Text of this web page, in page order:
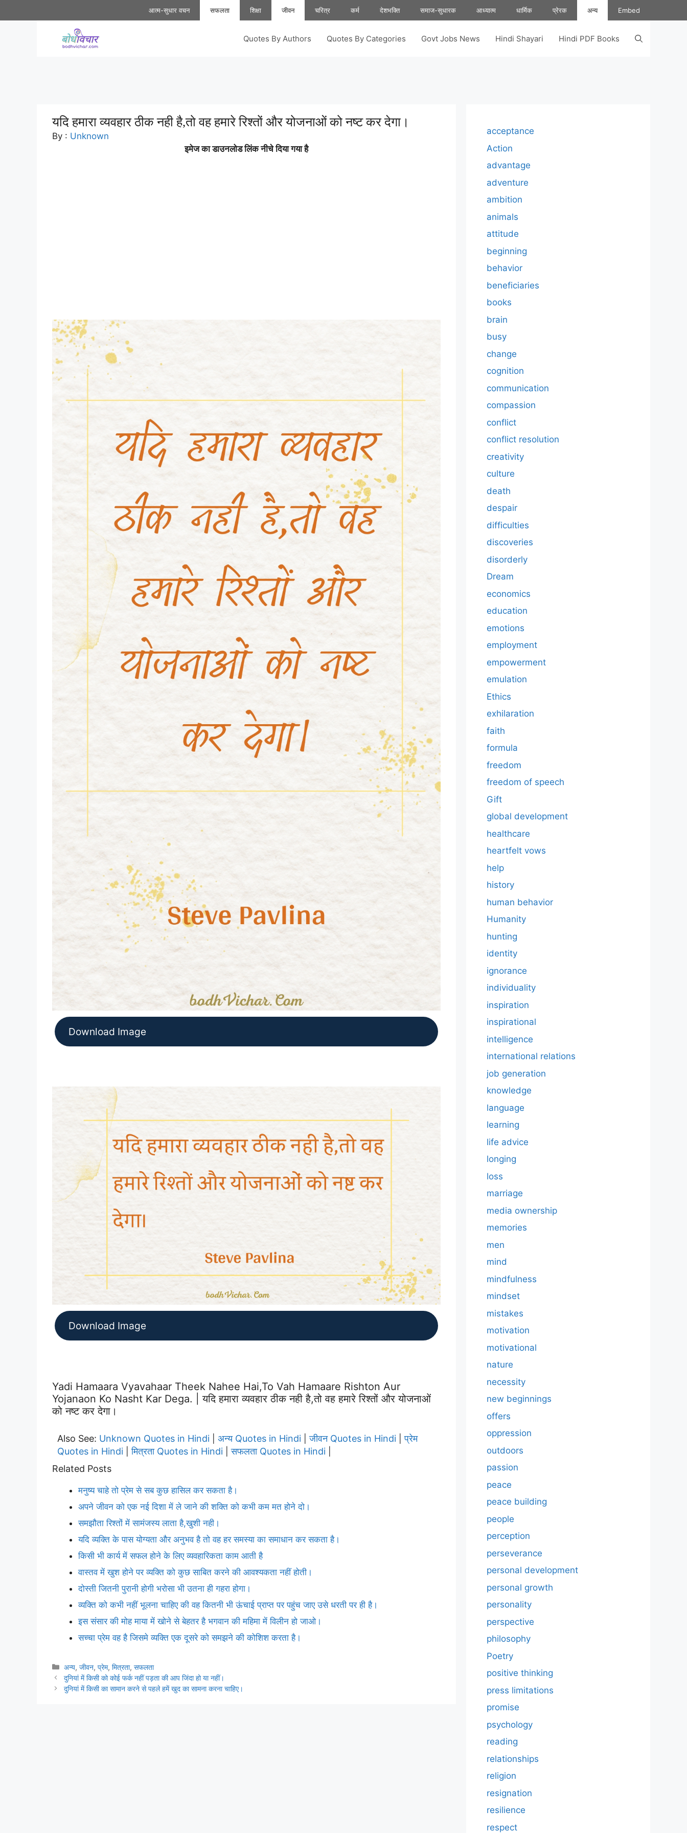
to
आत्म-सुधार वचन सफलता शिक्षा जीवन चरित्र कर्म देशभक्ति समाज-सुधारक आध्यात्म धार्मिक प्रेरक अन्य Embed
Quotes By Authors Quotes By Categories Govt Jobs News Hindi Shayari Hindi PDF Books
यदि हमारा व्यवहार ठीक नही है,तो वह हमारे रिश्तों और योजनाओं को नष्ट कर देगा।
By : Unknown
इमेज का डाउनलोड लिंक नीचे दिया गया है
Download Image
Download Image
Yadi Hamaara Vyavahaar Theek Nahee Hai,to Vah Hamaare Rishton Aur
Yojanaon Ko Nasht Kar Dega. | यदि हमारा व्यवहार ठीक नही है,तो वह हमारे रिश्तों और योजनाओं
को नष्ट कर देगा।
Also See: Unknown Quotes in Hindi अन्य Quotes in Hindi |जीवन Quotes in Hindi |प्रेम
Quotes in Hindi |मित्रता Quotes in Hindi |सफलता Quotes in Hindi
Related Posts
मनुष्य चाहे तो प्रेम से सब कुछ हासिल कर सकता है।
अपने जीवन को एक नई दिशा में ले जाने की शक्ति को कभी कम मत होने दो।
समझौता रिश्तों में सामंजस्य लाता है,खुशी नही।
यदि व्यक्ति के पास योग्यता और अनुभव है तो वह हर समस्या का समाधान कर सकता है।
किसी भी कार्य में सफल होने के लिए व्यवहारिकता काम आती है
वास्तव में खुश होने पर व्यक्ति को कुछ साबित करने की आवश्यकता नहीं होती।
दोस्ती जितनी पुरानी होगी भरोसा भी उतना ही गहरा होगा।
व्यक्ति को कभी नहीं भूलना चाहिए की वह कितनी भी ऊंचाई प्राप्त पर पहुंच जाए उसे धरती पर ही है।
इस संसार की मोह माया में खोने से बेहतर है भगवान की महिमा में विलीन हो जाओ।
सच्चा प्रेम वह है जिसमे व्यक्ति एक दूसरे को समझने की कोशिश करता है।
Categories
अन्य,जीवन,प्रेम,मित्रता,सफलता
दुनियां में किसी को कोई फर्क नहीं पड़ता की आप जिंदा हो या नहीं।
दुनियां में किसी का सामान करने से पहले हमें खुद का सामना करना चाहिए।
acceptance
Action
advantage
adventure
ambition
animals
attitude
beginning
behavior
beneficiaries
books
brain
busy
change
cognition
communication
compassion
conflict
conflict resolution
creativity
culture
death
despair
difficulties
discoveries
disorderly
Dream
economics
education
emotions
employment
empowerment
emulation
Ethics
exhilaration
faith
formula
freedom
freedom of speech
Gift
global development
healthcare
heartfelt vows
help
history
human behavior
Humanity
hunting
identity
ignorance
individuality
inspiration
inspirational
intelligence
international relations
job generation
knowledge
language
learning
life advice
longing
loss
marriage
media ownership
memories
men
mind
mindfulness
mindset
mistakes
motivation
motivational
nature
necessity
new beginnings
offers
oppression
outdoors
passion
peace
peace building
people
perception
perseverance
personal development
personal growth
personality
perspective
philosophy
Poetry
positive thinking
press limitations
promise
psychology
reading
relationships
religion
resignation
resilience
respect